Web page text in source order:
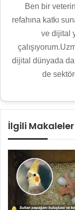
Ben bir
refahına katkı
ve dijital
dijital dünyada
de
İlgili Makaleler